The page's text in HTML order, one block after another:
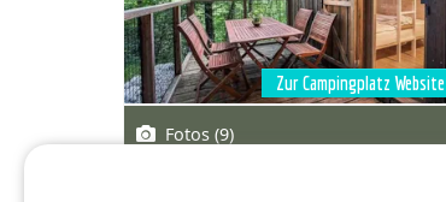
Zur Campingplatz Website
Fotos (9)